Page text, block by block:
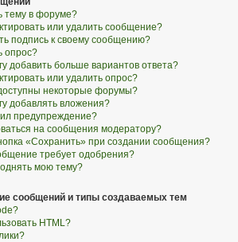
тему в форуме?
или удалить сообщение?
подпись к своему сообщению?
опрос?
добавить больше вариантов ответа?
или удалить опрос?
некоторые форумы?
добавлять вложения?
предупреждение?
на сообщения модератору?
«Сохранить» при создании сообщения?
требует одобрения?
мою тему?
сообщений и типы создаваемых тем
HTML?